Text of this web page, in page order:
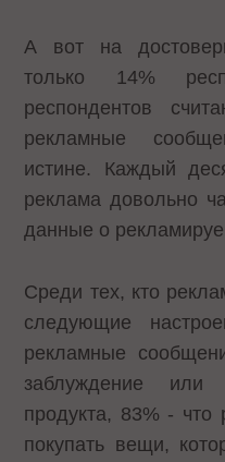
А вот на
только 14%
респондентов
рекламные
истине. Каждый
реклама довольно
данные о
Среди тех, кто
следующие
рекламные
заблуждение или
продукта, 83% - что
покупать вещи,